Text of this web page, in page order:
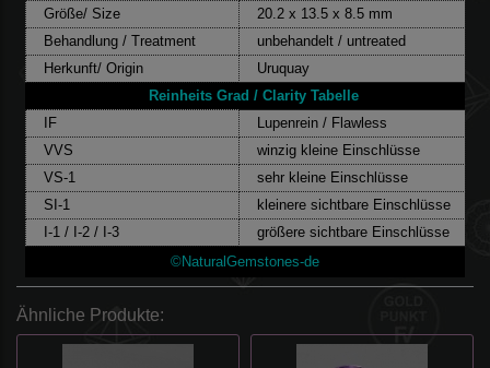
Größe/ Size
20.2 x 13.5 x 8.5 mm
Behandlung / Treatment
unbehandelt / untreated
Herkunft/ Origin
Uruquay
Reinheits Grad / Clarity Tabelle
IF
Lupenrein / Flawless
VVS
winzig kleine Einschlüsse
VS-1
sehr kleine Einschlüsse
SI-1
kleinere sichtbare Einschlüsse
I-1 / I-2 / I-3
größere sichtbare Einschlüsse
©NaturalGemstones-de
Ähnliche Produkte: